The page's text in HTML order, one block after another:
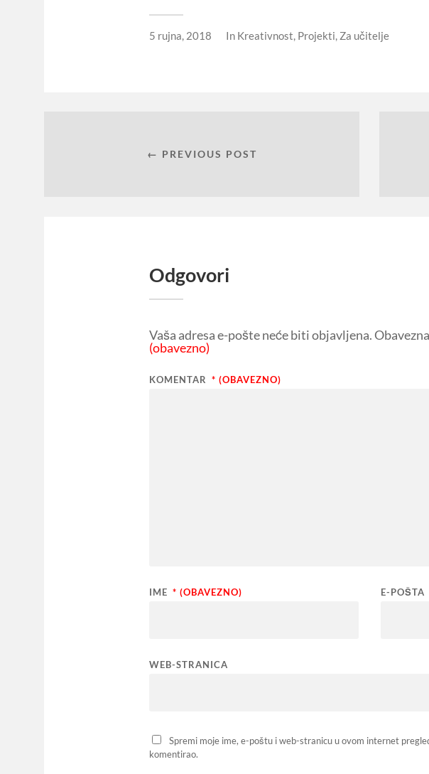
5 rujna, 2018 In Kreativnost, Projekti, Za učitelje
← PREVIOUS POST
Odgovori
Vaša adresa e-pošte neće biti objavljena.
(obavezno)
KOMENTAR * (OBAVEZNO)
IME * (OBAVEZNO) E-POŠTA
WEB-STRANICA
Spremi moje ime, e-poštu i web-stranicu u ovom internet
komentirao.